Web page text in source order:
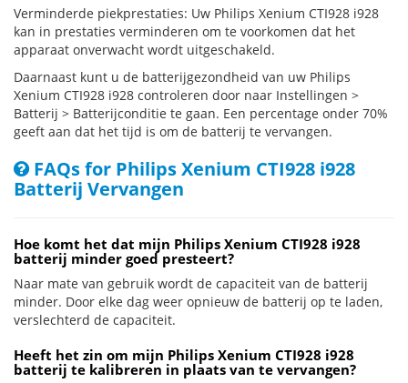
Verminderde piekprestaties: Uw Philips Xenium CTI928 i928
kan in prestaties verminderen om te voorkomen dat het
apparaat onverwacht wordt uitgeschakeld.
Daarnaast kunt u de batterijgezondheid van uw Philips
Xenium CTI928 i928 controleren door naar Instellingen >
Batterij > Batterijconditie te gaan. Een percentage onder 70%
geeft aan dat het tijd is om de batterij te vervangen.
FAQs for Philips Xenium CTI928 i928
Batterij Vervangen
Hoe komt het dat mijn Philips Xenium CTI928 i928
batterij minder goed presteert?
Naar mate van gebruik wordt de capaciteit van de batterij
minder. Door elke dag weer opnieuw de batterij op te laden,
verslechterd de capaciteit.
Heeft het zin om mijn Philips Xenium CTI928 i928
batterij te kalibreren in plaats van te vervangen?